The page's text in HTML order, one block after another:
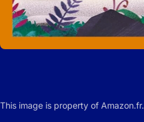
This image is property of Amazon.fr.